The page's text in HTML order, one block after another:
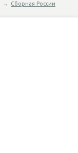
→ Сборная России